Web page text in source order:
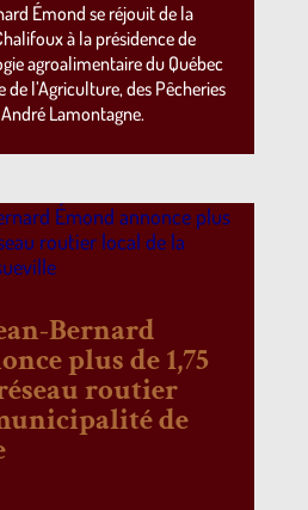
Émond se réjouit de la
à la présidence de
agroalimentaire du Québec
l’Agriculture, des Pêcheries
Lamontagne.
Bernard
plus de 1,75
routier
de